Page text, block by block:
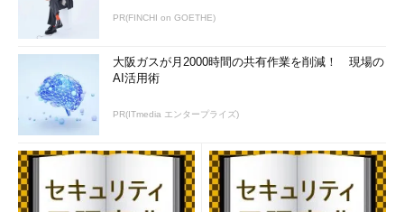
PR(FINCHI on GOETHE)
大阪ガスが月2000時間の共有作業を削減！ 現場の
AI活用術
PR(ITmedia エンタープライズ)